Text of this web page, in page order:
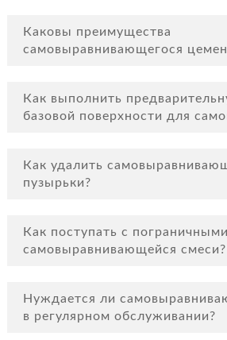
Каковы преимущества
самовыравнивающегося
Как выполнить
базовой поверхности для
Как удалить
пузырьки?
Как поступать с
самовыравнивающейся смеси?
Нуждается ли
в регулярном обслуживании?